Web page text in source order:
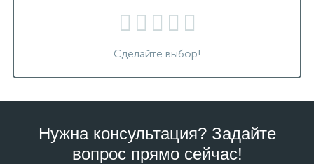
Сделайте выбор!
Нужна консультация? Задайте
вопрос прямо сейчас!